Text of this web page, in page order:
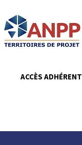
t
A
N
P
P
ACCÈS ADHÉRENT